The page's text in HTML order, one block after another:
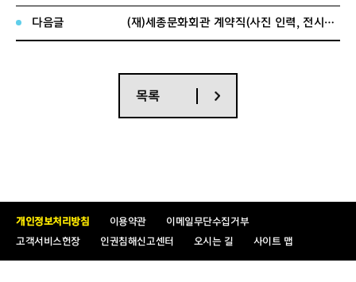
작업
공연장
부대시설
내부청소
다음글 (재)세종문화회관 계약직(사진 인력, 전시관 부매니저) 채용 공고
목록
개인정보처리방침 이용약관
이메일무단수집거부
고객서비스헌장
인권침해신고센터 오시는 길 사이트 맵